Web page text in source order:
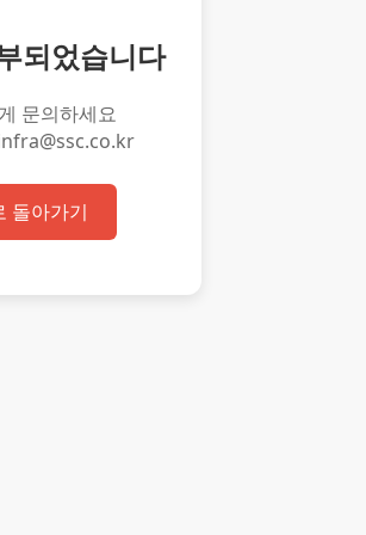
되었습니다
문의하세요
돌아가기